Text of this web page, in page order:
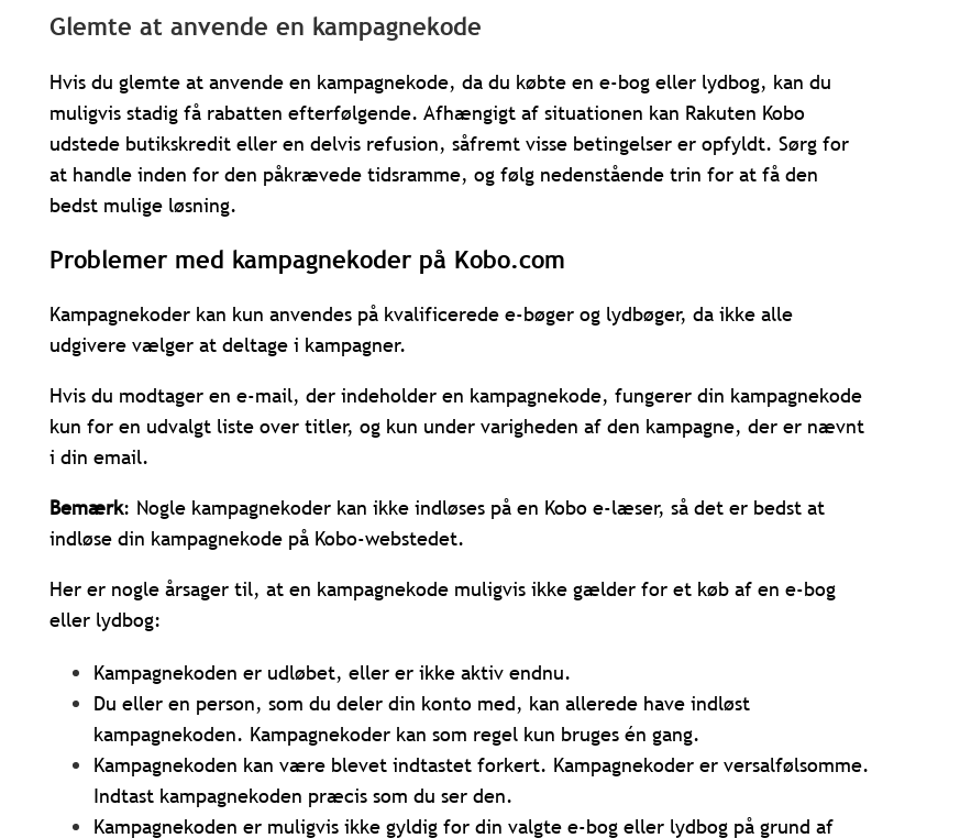
Glemte at anvende en kampagnekode
Hvis du glemte at anvende en kampagnekode, da du købte en e-bog eller lydbog, kan du
muligvis stadig få rabatten efterfølgende. Afhængigt af situationen kan Rakuten Kobo
udstede butikskredit eller en delvis refusion, såfremt visse betingelser er opfyldt. Sørg for
at handle inden for den påkrævede tidsramme, og følg nedenstående trin for at få den
bedst mulige løsning.
Problemer med kampagnekoder på Kobo.com
Kampagnekoder kan kun anvendes på kvalificerede e-bøger og lydbøger, da ikke alle
udgivere vælger at deltage i kampagner.
Hvis du modtager en e-mail, der indeholder en kampagnekode, fungerer din kampagnekode
kun for en udvalgt liste over titler, og kun under varigheden af den kampagne, der er nævnt
i din email.
Bemærk: Nogle kampagnekoder kan ikke indløses på en Kobo e-læser, så det er bedst at
indløse din kampagnekode på Kobo-webstedet.
Her er nogle årsager til, at en kampagnekode muligvis ikke gælder for et køb af en e-bog
eller lydbog:
Kampagnekoden er udløbet, eller er ikke aktiv endnu.
Du eller en person, som du deler din konto med, kan allerede have indløst
kampagnekoden. Kampagnekoder kan som regel kun bruges én gang.
Kampagnekoden kan være blevet indtastet forkert. Kampagnekoder er versalfølsomme.
Indtast kampagnekoden præcis som du ser den.
Kampagnekoden er muligvis ikke gyldig for din valgte e-bog eller lydbog på grund af